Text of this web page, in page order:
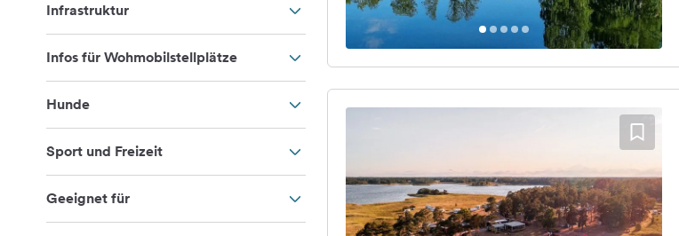
Infrastruktur
Infos für Wohmobilstellplätze
Hunde
Sport und Freizeit
Geeignet für